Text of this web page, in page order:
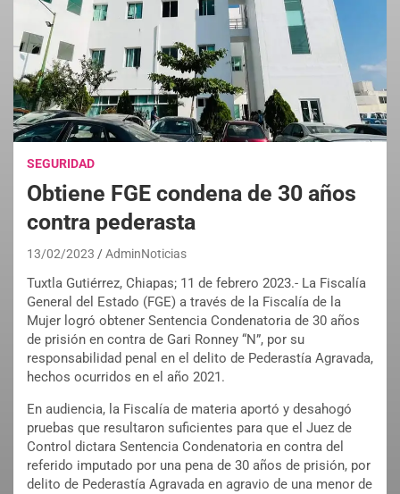
SEGURIDAD
Obtiene FGE condena de 30 años
contra pederasta
13/02/2023 AdminNoticias
Tuxtla Gutiérrez, Chiapas; 11 de febrero 2023.- La Fiscalía
General del Estado (FGE) a través de la Fiscalía de la
Mujer logró obtener Sentencia Condenatoria de 30 años
de prisión en contra de Gari Ronney “N”, por su
responsabilidad penal en el delito de Pederastía Agravada,
hechos ocurridos en el año 2021.
En audiencia, la Fiscalía de materia aportó y desahogó
pruebas que resultaron suficientes para que el Juez de
Control dictara Sentencia Condenatoria en contra del
referido imputado por una pena de 30 años de prisión, por
delito de Pederastía Agravada en agravio de una menor de